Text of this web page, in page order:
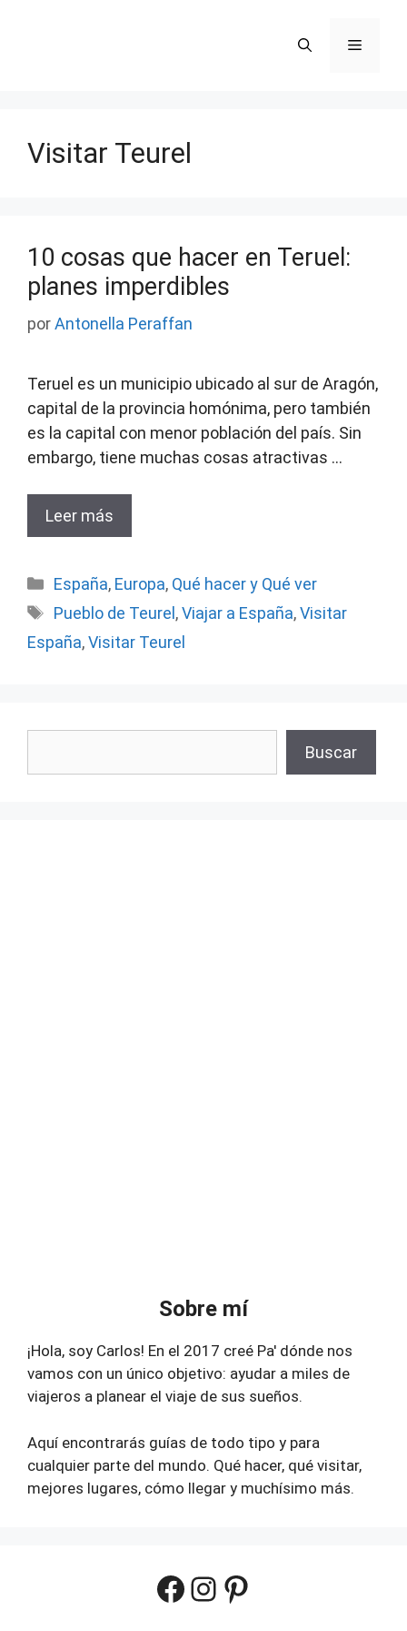
Menú
Visitar Teurel
10 cosas que hacer en Teruel:
planes imperdibles
porAntonella Peraffan
Teruel es un municipio ubicado al sur de Aragón,
capital de la provincia homónima, pero también
es la capital con menor población del país. Sin
embargo, tiene muchas cosas atractivas …
Leer más
Categorías
España, Europa, Qué hacer y Qué ver
Etiquetas
Pueblo de Teurel ,Viajar a España,Visitar
España,Visitar Teurel
Buscar
Sobre mí
¡Hola, soy Carlos! En el 2017 creé Pa' dónde nos
vamos con un único objetivo: ayudar a miles de
viajeros a planear el viaje de sus sueños.
Aquí encontrarás guías de todo tipo y para
cualquier parte del mundo. Qué hacer, qué visitar,
mejores lugares, cómo llegar y muchísimo más.
Facebook
Instagram
Pinterest